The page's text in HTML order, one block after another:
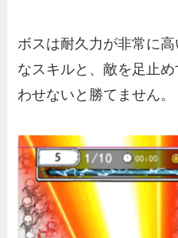
ボスは耐久力が非常に
なスキルと、敵を足止
わせないと勝てません。